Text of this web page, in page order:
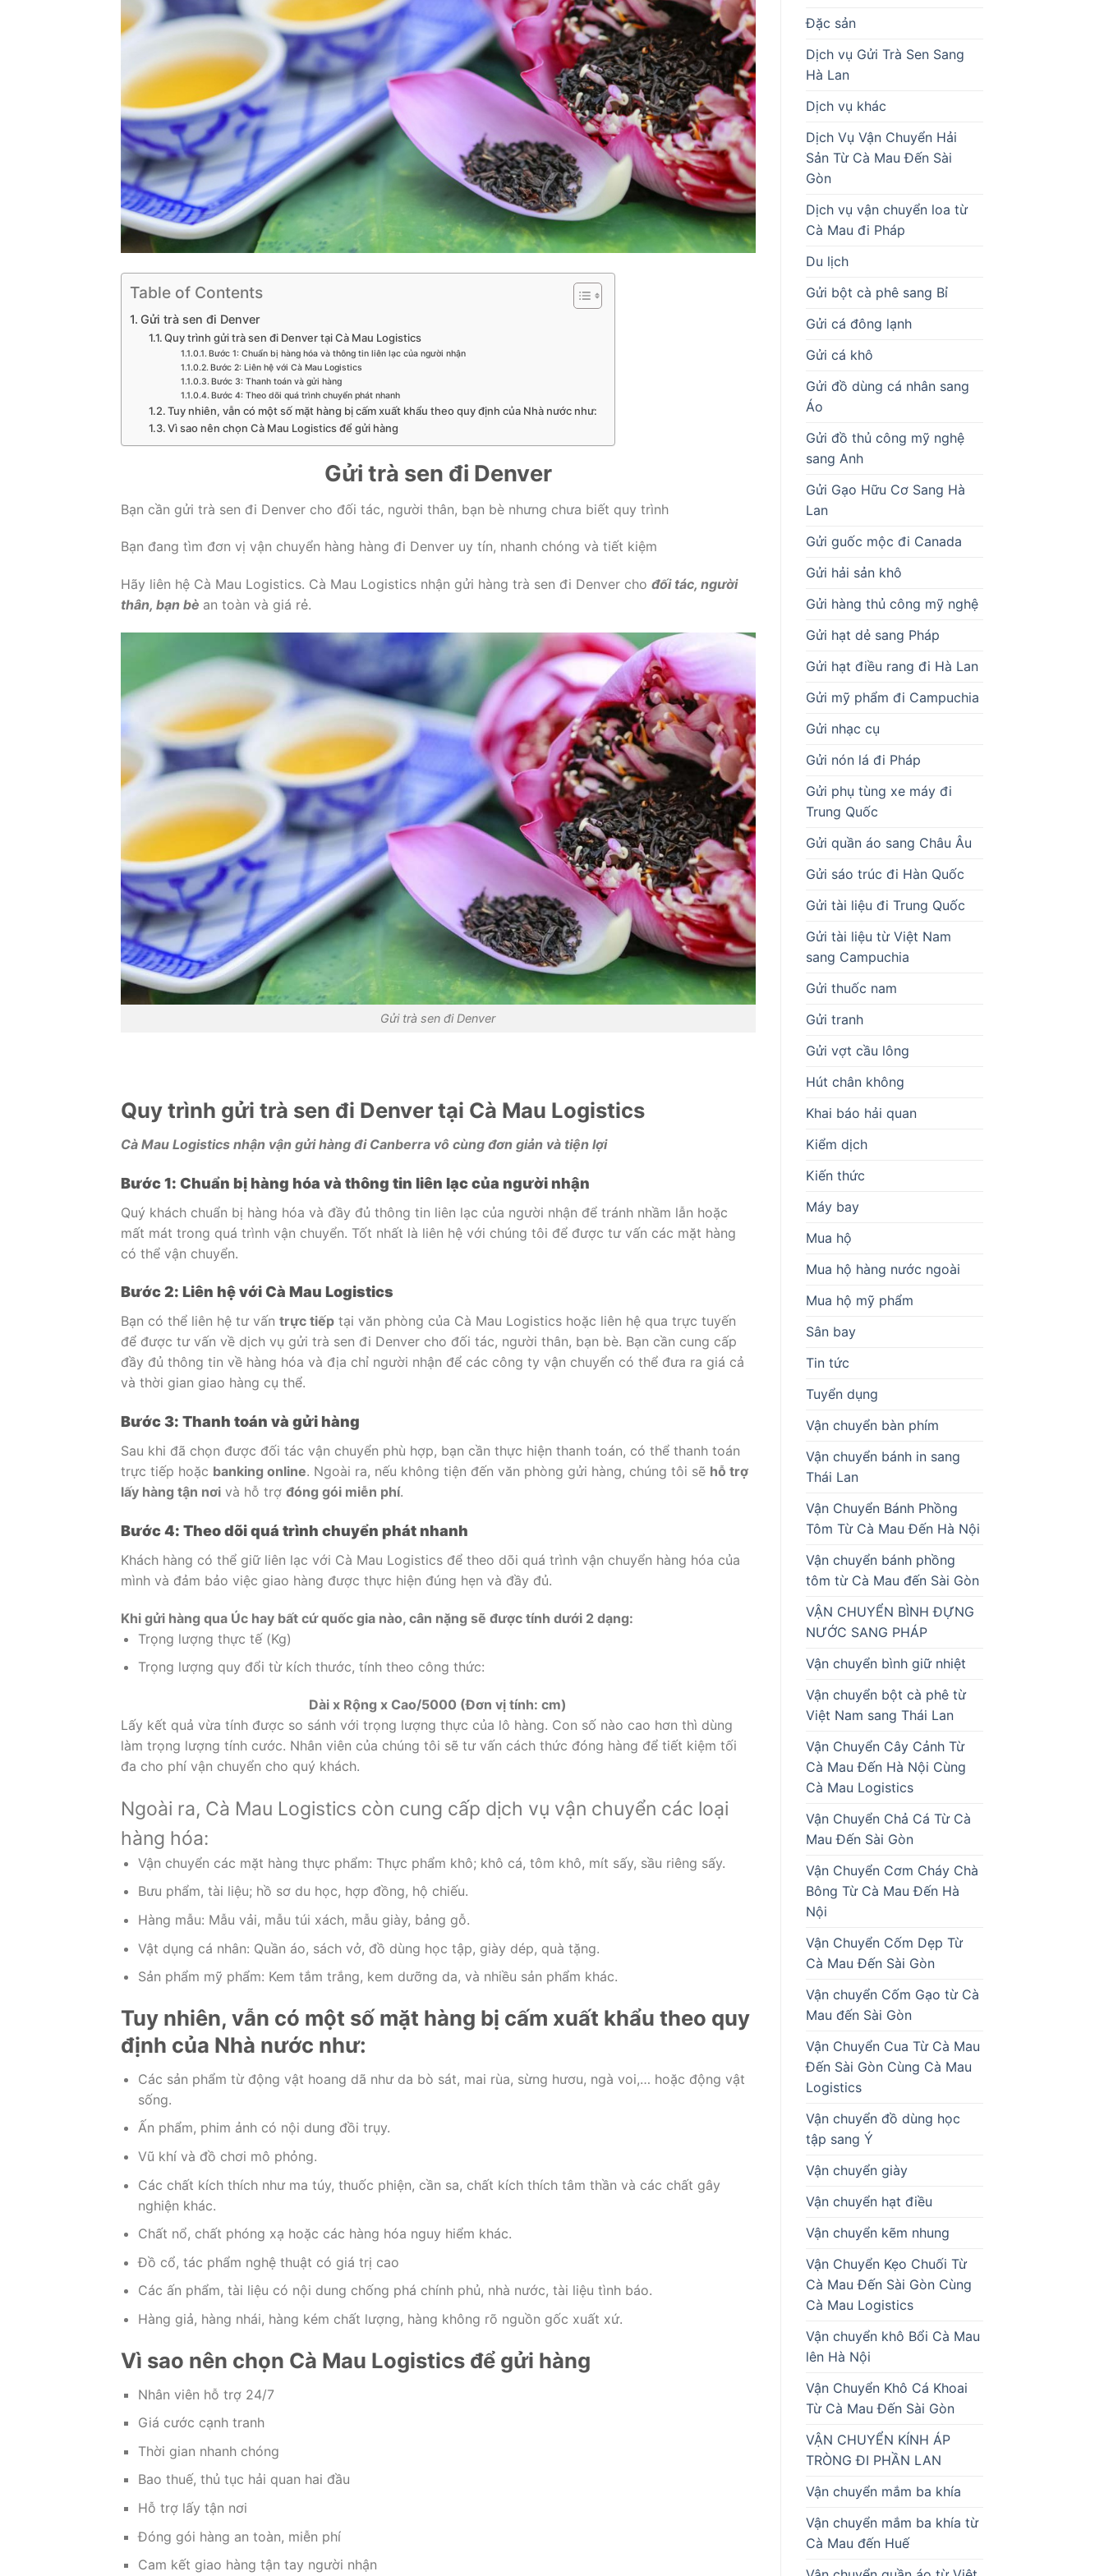
Table of Contents
Gửi trà sen đi Denver
Quy trình gửi trà sen đi Denver tại Cà Mau Logistics
Bước 1: Chuẩn bị hàng hóa và thông tin liên lạc của người nhận
Bước 2: Liên hệ với Cà Mau Logistics
Bước 3: Thanh toán và gửi hàng
Bước 4: Theo dõi quá trình chuyển phát nhanh
Tuy nhiên, vẫn có một số mặt hàng bị cấm xuất khẩu theo quy định của Nhà nước như:
Vì sao nên chọn Cà Mau Logistics để gửi hàng
Gửi trà sen đi Denver
Bạn cần gửi trà sen đi Denver cho đối tác, người thân, bạn bè nhưng chưa biết quy trình
Bạn đang tìm đơn vị vận chuyển hàng hàng đi Denver uy tín, nhanh chóng và tiết kiệm
Hãy liên hệ Cà Mau Logistics. Cà Mau Logistics nhận gửi hàng trà sen đi Denver cho đối tác, người
thân, bạn bè an toàn và giá rẻ.
Gửi trà sen đi Denver
Quy trình gửi trà sen đi Denver tại Cà Mau Logistics
Cà Mau Logistics nhận vận gửi hàng đi Canberra vô cùng đơn giản và tiện lợi
Bước 1: Chuẩn bị hàng hóa và thông tin liên lạc của người nhận
Quý khách chuẩn bị hàng hóa và đầy đủ thông tin liên lạc của người nhận để tránh nhầm lẫn hoặc
mất mát trong quá trình vận chuyển. Tốt nhất là liên hệ với chúng tôi để được tư vấn các mặt hàng
có thể vận chuyển.
Bước 2: Liên hệ với Cà Mau Logistics
Bạn có thể liên hệ tư vấn trực tiếp tại văn phòng của Cà Mau Logistics hoặc liên hệ qua trực tuyến
để được tư vấn về dịch vụ gửi trà sen đi Denver cho đối tác, người thân, bạn bè. Bạn cần cung cấp
đầy đủ thông tin về hàng hóa và địa chỉ người nhận để các công ty vận chuyển có thể đưa ra giá cả
và thời gian giao hàng cụ thể.
Bước 3: Thanh toán và gửi hàng
Sau khi đã chọn được đối tác vận chuyển phù hợp, bạn cần thực hiện thanh toán, có thể thanh toán
trực tiếp hoặc banking online. Ngoài ra, nếu không tiện đến văn phòng gửi hàng, chúng tôi sẽ hỗ trợ
lấy hàng tận nơi và hỗ trợ đóng gói miễn phí.
Bước 4: Theo dõi quá trình chuyển phát nhanh
Khách hàng có thể giữ liên lạc với Cà Mau Logistics để theo dõi quá trình vận chuyển hàng hóa của
mình và đảm bảo việc giao hàng được thực hiện đúng hẹn và đầy đủ.
Khi gửi hàng qua Úc hay bất cứ quốc gia nào, cân nặng sẽ được tính dưới 2 dạng:
Trọng lượng thực tế (Kg)
Trọng lượng quy đổi từ kích thước, tính theo công thức:
Dài x Rộng x Cao/5000 (Đơn vị tính: cm)
Lấy kết quả vừa tính được so sánh với trọng lượng thực của lô hàng. Con số nào cao hơn thì dùng
làm trọng lượng tính cước. Nhân viên của chúng tôi sẽ tư vấn cách thức đóng hàng để tiết kiệm tối
đa cho phí vận chuyển cho quý khách.
Ngoài ra, Cà Mau Logistics còn cung cấp dịch vụ vận chuyển các loại
hàng hóa:
Vận chuyển các mặt hàng thực phẩm: Thực phẩm khô; khô cá, tôm khô, mít sấy, sầu riêng sấy.
Bưu phẩm, tài liệu; hồ sơ du học, hợp đồng, hộ chiếu.
Hàng mẫu: Mẫu vải, mẫu túi xách, mẫu giày, bảng gỗ.
Vật dụng cá nhân: Quần áo, sách vở, đồ dùng học tập, giày dép, quà tặng.
Sản phẩm mỹ phẩm: Kem tắm trắng, kem dưỡng da, và nhiều sản phẩm khác.
Tuy nhiên, vẫn có một số mặt hàng bị cấm xuất khẩu theo quy
định của Nhà nước như:
Các sản phẩm từ động vật hoang dã như da bò sát, mai rùa, sừng hươu, ngà voi,… hoặc động vật
sống.
Ấn phẩm, phim ảnh có nội dung đồi trụy.
Vũ khí và đồ chơi mô phỏng.
Các chất kích thích như ma túy, thuốc phiện, cần sa, chất kích thích tâm thần và các chất gây
nghiện khác.
Chất nổ, chất phóng xạ hoặc các hàng hóa nguy hiểm khác.
Đồ cổ, tác phẩm nghệ thuật có giá trị cao
Các ấn phẩm, tài liệu có nội dung chống phá chính phủ, nhà nước, tài liệu tình báo.
Hàng giả, hàng nhái, hàng kém chất lượng, hàng không rõ nguồn gốc xuất xứ.
Vì sao nên chọn Cà Mau Logistics để gửi hàng
Nhân viên hỗ trợ 24/7
Giá cước cạnh tranh
Thời gian nhanh chóng
Bao thuế, thủ tục hải quan hai đầu
Hỗ trợ lấy tận nơi
Đóng gói hàng an toàn, miễn phí
Cam kết giao hàng tận tay người nhận
Đặc sản
Dịch vụ Gửi Trà Sen Sang
Hà Lan
Dịch vụ khác
Dịch Vụ Vận Chuyển Hải
Sản Từ Cà Mau Đến Sài
Gòn
Dịch vụ vận chuyển loa từ
Cà Mau đi Pháp
Du lịch
Gửi bột cà phê sang Bỉ
Gửi cá đông lạnh
Gửi cá khô
Gửi đồ dùng cá nhân sang
Áo
Gửi đồ thủ công mỹ nghệ
sang Anh
Gửi Gạo Hữu Cơ Sang Hà
Lan
Gửi guốc mộc đi Canada
Gửi hải sản khô
Gửi hàng thủ công mỹ nghệ
Gửi hạt dẻ sang Pháp
Gửi hạt điều rang đi Hà Lan
Gửi mỹ phẩm đi Campuchia
Gửi nhạc cụ
Gửi nón lá đi Pháp
Gửi phụ tùng xe máy đi
Trung Quốc
Gửi quần áo sang Châu Âu
Gửi sáo trúc đi Hàn Quốc
Gửi tài liệu đi Trung Quốc
Gửi tài liệu từ Việt Nam
sang Campuchia
Gửi thuốc nam
Gửi tranh
Gửi vợt cầu lông
Hút chân không
Khai báo hải quan
Kiểm dịch
Kiến thức
Máy bay
Mua hộ
Mua hộ hàng nước ngoài
Mua hộ mỹ phẩm
Sân bay
Tin tức
Tuyển dụng
Vận chuyển bàn phím
Vận chuyển bánh in sang
Thái Lan
Vận Chuyển Bánh Phồng
Tôm Từ Cà Mau Đến Hà Nội
Vận chuyển bánh phồng
tôm từ Cà Mau đến Sài Gòn
VẬN CHUYỂN BÌNH ĐỰNG
NƯỚC SANG PHÁP
Vận chuyển bình giữ nhiệt
Vận chuyển bột cà phê từ
Việt Nam sang Thái Lan
Vận Chuyển Cây Cảnh Từ
Cà Mau Đến Hà Nội Cùng
Cà Mau Logistics
Vận Chuyển Chả Cá Từ Cà
Mau Đến Sài Gòn
Vận Chuyển Cơm Cháy Chà
Bông Từ Cà Mau Đến Hà
Nội
Vận Chuyển Cốm Dẹp Từ
Cà Mau Đến Sài Gòn
Vận chuyển Cốm Gạo từ Cà
Mau đến Sài Gòn
Vận Chuyển Cua Từ Cà Mau
Đến Sài Gòn Cùng Cà Mau
Logistics
Vận chuyển đồ dùng học
tập sang Ý
Vận chuyển giày
Vận chuyển hạt điều
Vận chuyển kẽm nhung
Vận Chuyển Kẹo Chuối Từ
Cà Mau Đến Sài Gòn Cùng
Cà Mau Logistics
Vận chuyển khô Bổi Cà Mau
lên Hà Nội
Vận Chuyển Khô Cá Khoai
Từ Cà Mau Đến Sài Gòn
VẬN CHUYỂN KÍNH ÁP
TRÒNG ĐI PHẦN LAN
Vận chuyển mắm ba khía
Vận chuyển mắm ba khía từ
Cà Mau đến Huế